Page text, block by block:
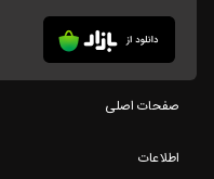
صفحات اصلی
اطلاعات